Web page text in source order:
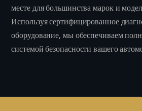
месте для большинства марок и
Используя сертифицированное
оборудование, мы обеспечиваем
системой безопасности вашего